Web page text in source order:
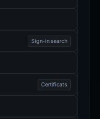
Sign-in search
Certificats